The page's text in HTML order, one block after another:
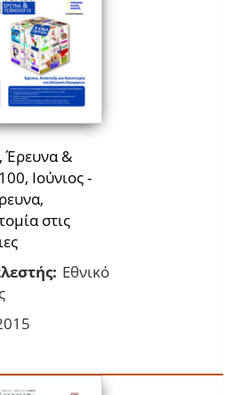
Έρευνα &
Ιούνιος -
στις
Εθνικό